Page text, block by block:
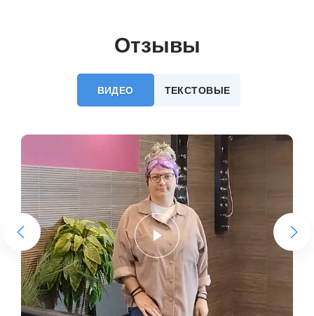
Отзывы
ВИДЕО ТЕКСТОВЫЕ